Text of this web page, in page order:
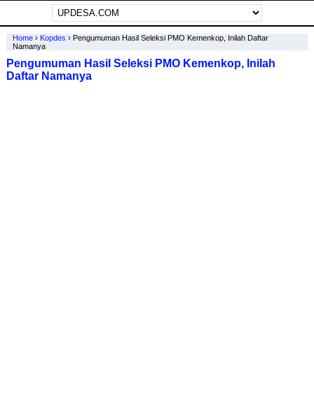
Home› Kopdes › Pengumuman Hasil Seleksi PMO Kemenkop, Inilah Daftar
Namanya
Pengumuman Hasil Seleksi PMO Kemenkop, Inilah
Daftar Namanya